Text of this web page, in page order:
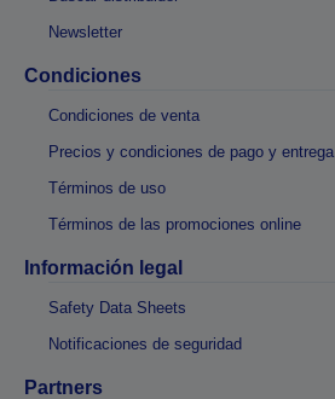
Newsletter
Condiciones
Condiciones de venta
Precios y condiciones de pago y entrega
Términos de uso
Términos de las promociones online
Información legal
Safety Data Sheets
Notificaciones de seguridad
Partners